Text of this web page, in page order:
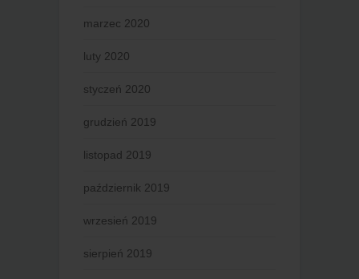
marzec 2020
luty 2020
styczeń 2020
grudzień 2019
listopad 2019
październik 2019
wrzesień 2019
sierpień 2019